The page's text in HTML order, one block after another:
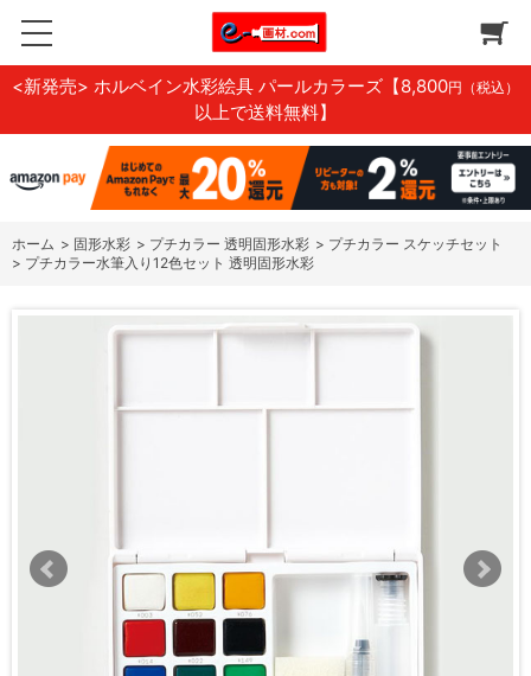
<新発売> ホルベイン水彩絵具 パールカラーズ 【8,800円（税込）
以上で送料無料】
ホーム > 固形水彩 > プチカラー 透明固形水彩 > プチカラー スケッチセット
> プチカラー水筆入り12色セット 透明固形水彩